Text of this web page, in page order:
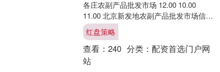
各庄农副产品批发市场 12.00 10.00
11.00 北京新发地农副产品批发市场信息
中心 13.00 12.00 1....
红盘策略
查看： 240 分类： 配资首选门户网
站